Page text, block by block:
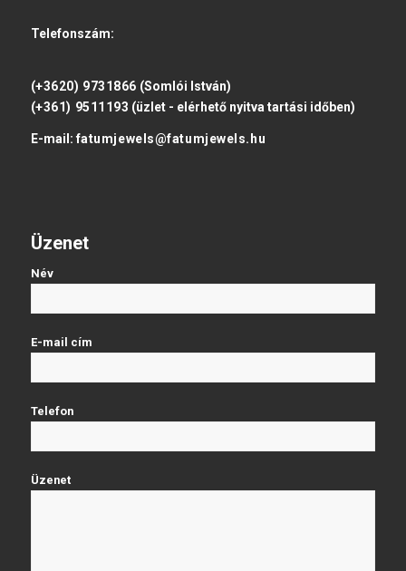
Telefonszám:
(+3620) 9731866 (Somlói István)
(+361) 9511193 (üzlet - elérhető nyitva tartási időben)
E-mail: fatumjewels@fatumjewels.hu
Üzenet
Név
E-mail cím
Telefon
Üzenet